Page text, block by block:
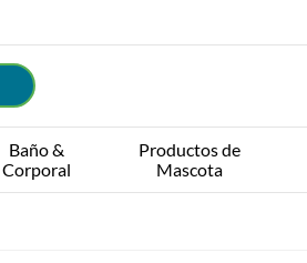
Baño &
Corporal
Productos de
Mascota